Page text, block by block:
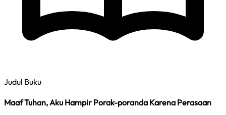
Judul Buku
Maaf Tuhan, Aku Hampir Porak-poranda Karena Perasaan